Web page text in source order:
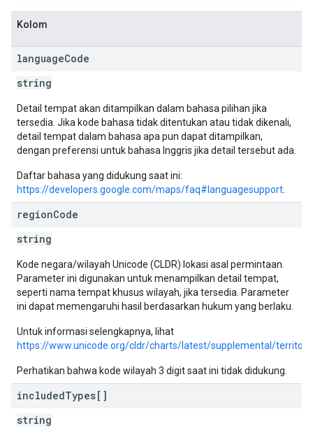
Kolom
languageCode
string
Detail tempat akan ditampilkan dalam bahasa pilihan jika
tersedia. Jika kode bahasa tidak ditentukan atau tidak dikenali,
detail tempat dalam bahasa apa pun dapat ditampilkan,
dengan preferensi untuk bahasa Inggris jika detail tersebut ada.
Daftar bahasa yang didukung saat ini:
https://developers.google.com/maps/faq#languagesupport
regionCode
string
Kode negara/wilayah Unicode (CLDR) lokasi asal permintaan.
Parameter ini digunakan untuk menampilkan detail tempat,
seperti nama tempat khusus wilayah, jika tersedia. Parameter
ini dapat memengaruhi hasil berdasarkan hukum yang berlaku.
Untuk informasi selengkapnya, lihat
https://www.unicode.org/cldr/charts/latest/supplemental/
Perhatikan bahwa kode wilayah 3 digit saat ini tidak didukung.
includedTypes[]
string